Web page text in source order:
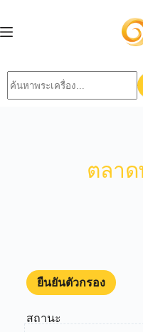
ตลาด
ยืนยันตัวกรอง
สถานะ